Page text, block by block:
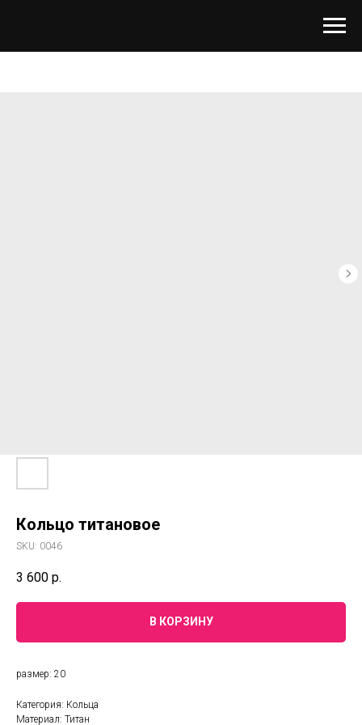
Кольцо титановое
SKU: 0046
3 600 р.
В КОРЗИНУ
размер: 20
Категория: Кольца
Материал: Титан